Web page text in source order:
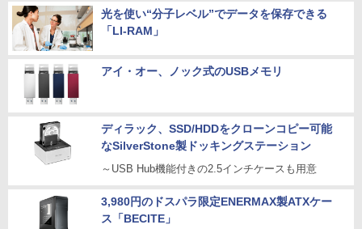
光を使い“分子レベル”でデータを保存できる
「LI-RAM」
アイ・オー、ノック式のUSBメモリ
ディラック、SSD/HDDをクローンコピー可能
なSilverStone製ドッキングステーション
～USB Hub機能付きの2.5インチケースも用意
3,980円のドスパラ限定ENERMAX製ATXケー
ス「BECITE」